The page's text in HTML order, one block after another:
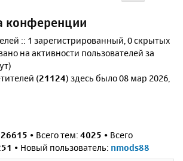
конференции
:: 1 зарегистрированный, 0 скрытых
на активности пользователей за
(21124) здесь было 08 мар 2026,
26615 • Всего тем: 4025 • Всего
• Новый пользователь: nmods88